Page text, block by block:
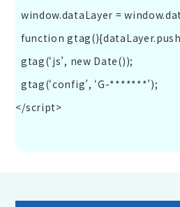
window.dataLayer =
function
gtag(‘js’, new Date());
gtag(‘config’, ‘G-*******’);
</script>